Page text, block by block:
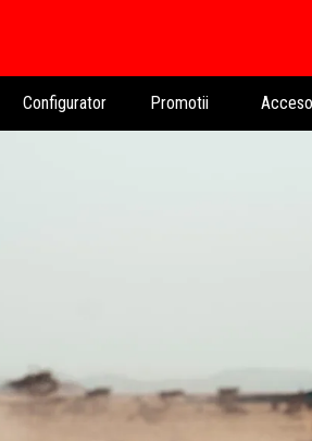
Configurator Promotii